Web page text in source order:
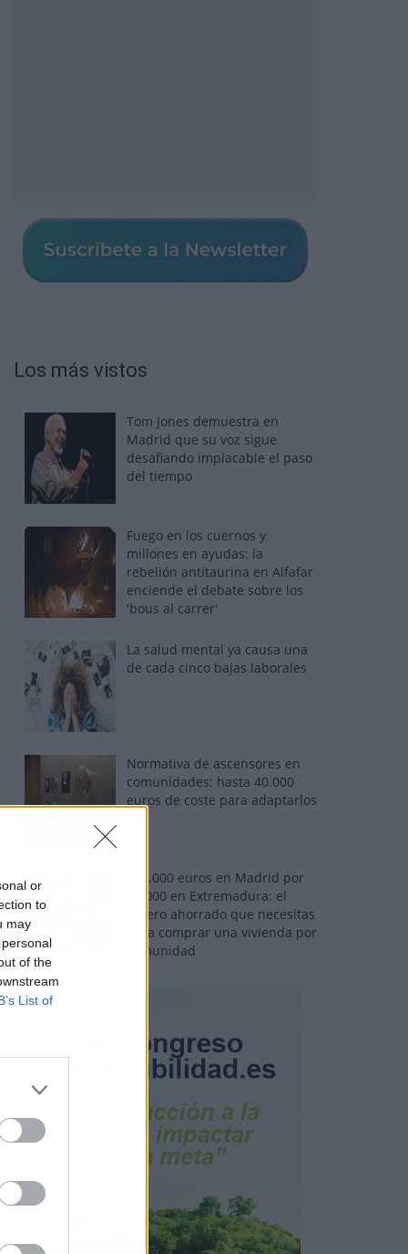
or
to
may
of the
List of
Los más vistos
Tom Jones demuestra en
Madrid que su voz sigue
desafiando implacable el paso
del tiempo
Fuego en los cuernos y
millones en ayudas: la
rebelión antitaurina en Alfafar
enciende el debate sobre los
'bous al carrer'
La salud mental ya causa una
de cada cinco bajas laborales
Normativa de ascensores en
comunidades: hasta 40.000
euros de coste para adaptarlos
110.000 euros en Madrid por
31.000 en Extremadura: el
dinero ahorrado que necesitas
para comprar una vivienda por
comunidad